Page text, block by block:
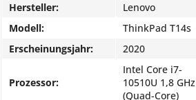
Hersteller:
Lenovo
Modell:
ThinkPad T14s
Erscheinungsjahr:
2020
Prozessor:
Intel Core i7-
10510U 1,8 GHz
(Quad-Core)